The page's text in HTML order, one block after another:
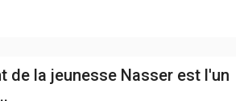
Nasser
Abdel Nasser
de la jeunesse Nasser est l'un